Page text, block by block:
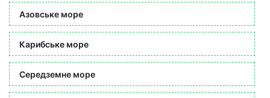
Азовське море
Карибське море
Середземне море